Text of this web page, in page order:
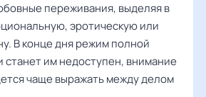
переживания, выделяя в
эротическую или
В конце дня режим полной
станет им недоступен, внимание
чаще выражать между делом